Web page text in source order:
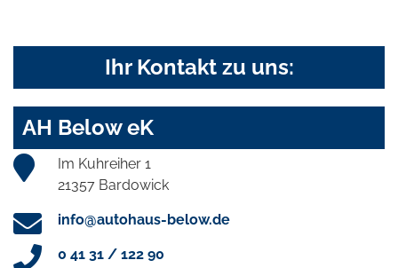
Ihr Kontakt zu uns:
AH Below eK
Im Kuhreiher 1
21357 Bardowick
info@autohaus-below.de
0 41 31 / 122 90